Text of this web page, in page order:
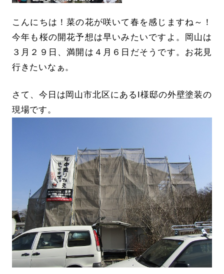
こんにちは！菜の花が咲いて春を感じますね～！
今年も桜の開花予想は早いみたいですよ。岡山は
３月２９日、満開は４月６日だそうです。お花見
行きたいなぁ。
さて、今日は岡山市北区にあるI様邸の外壁塗装の
現場です。